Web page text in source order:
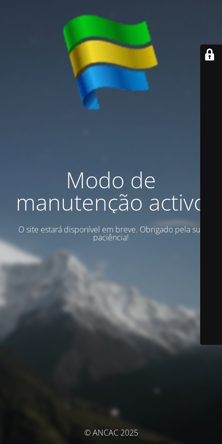
Modo de
manutenção activo
O site estará disponível em breve. Obrigado pela sua
paciência!
© ANCAC 2025